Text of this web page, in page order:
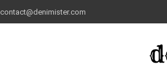
contact@denimister.com